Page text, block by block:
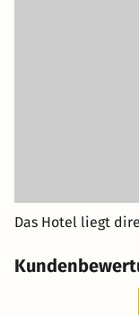
Das Hotel liegt